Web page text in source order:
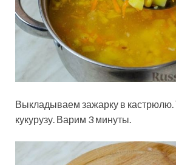
Выкладываем зажарку в
кукурузу. Варим 3 минуты.